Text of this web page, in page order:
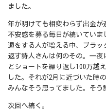
ました。
年が明けても相変わらず出金
不安感を募る毎日が続いてい
退をする人が増える中、ブラッ
返す詩人さんは何のその。一
とショートを繰り返し100万越
した。それが2月に近づいた時
みんなそう思ってました。そう
次回へ続く。